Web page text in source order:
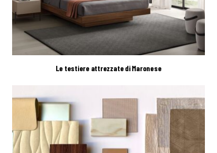
Le testiere attrezzate di Maronese